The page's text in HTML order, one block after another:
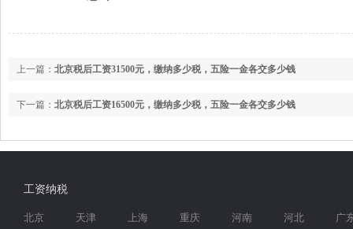
上一篇： 北京税后工资31500元，缴纳多少税，五险一金各交多少钱
下一篇： 北京税后工资16500元，缴纳多少税，五险一金各交多少钱
工资纳税
北京 天津 上海 重庆 河南 河北
广